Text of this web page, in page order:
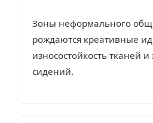
Зоны неформального
рождаются креативные
износостойкость тканей
сидений.